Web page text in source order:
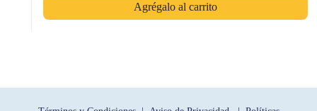
Agrégalo al carrito